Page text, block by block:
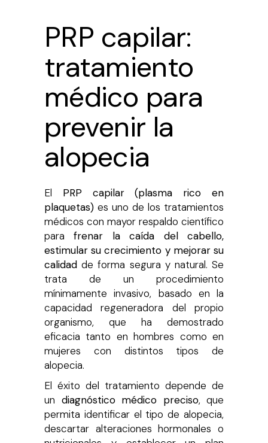
PRP capilar:
tratamiento
médico para
prevenir la
alopecia
El PRP capilar (plasma rico en
plaquetas) es uno de los tratamientos
médicos con mayor respaldo científico
parafrenar la caída del cabello,
estimular su crecimiento y mejorar su
calidad de forma segura y natural. Se
trata de un procedimiento
mínimamente invasivo, basado en la
capacidad regeneradora del propio
organismo, que ha demostrado
eficacia tanto en hombres como en
mujeres con distintos tipos de
alopecia.
El éxito del tratamiento depende de
un diagnóstico médico preciso, que
permita identificar el tipo de alopecia,
descartar alteraciones hormonales o